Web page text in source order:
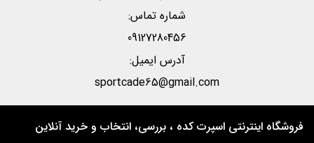
شماره تماس:
09127280456
آدرس ایمیل:
sportcade65@gmail.com
فروشگاه اینترنتی اسپرت کده ، بررسی، انتخاب و خرید آنلاین